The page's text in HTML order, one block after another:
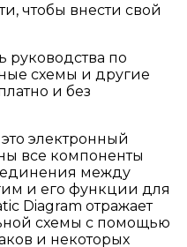
чтобы внести свой
руководства по
схемы и другие
и без
электронный
все компоненты
между
и его функции для
Diagram отражает
схемы с помощью
и некоторых